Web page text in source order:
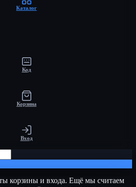
Каталог
Код
Корзина
Вход
корзины и входа. Ещё мы считаем